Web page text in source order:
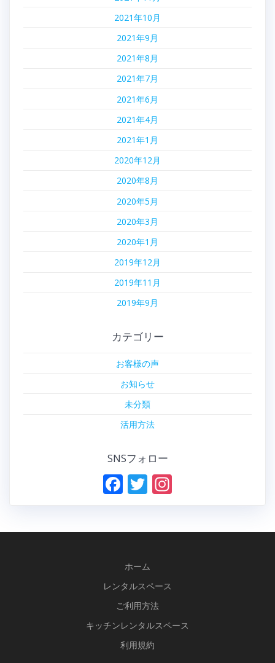
2021年10月
2021年9月
2021年8月
2021年7月
2021年6月
2021年4月
2021年1月
2020年12月
2020年8月
2020年5月
2020年3月
2020年1月
2019年12月
2019年11月
2019年9月
カテゴリー
お客様の声
お知らせ
未分類
活用方法
SNSフォロー
F
o
o
k
T
ホーム
レンタルスペース
ご利用方法
キッチンレンタルスペース
利用規約